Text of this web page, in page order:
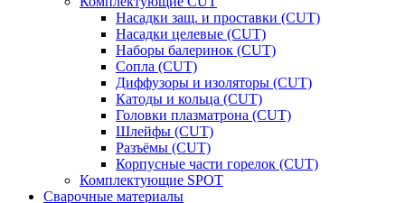
Насадки защ. и проставки (CUT)
Насадки целевые (CUT)
Наборы балеринок (CUT)
Сопла (CUT)
Диффузоры и изоляторы (CUT)
Катоды и кольца (CUT)
Головки плазматрона (CUT)
Шлейфы (CUT)
Разъёмы (CUT)
Корпусные части горелок (CUT)
Комплектующие SPOT
Сварочные материалы